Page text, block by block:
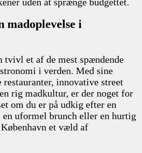
madoplevelse i
tvivl et af de mest spændende
i verden. Med sine
innovative street
rig madkultur, er der noget for
om du er på udkig efter en
uformel brunch eller en hurtig
et væld af